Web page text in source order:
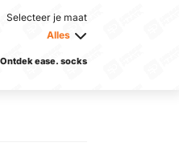
Selecteer je maat
Alles
Ontdek ease. socks